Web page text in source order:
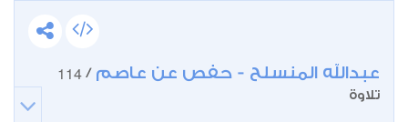
عبدالله المنسلح - حفص عن عاصم /
114
تلاوة